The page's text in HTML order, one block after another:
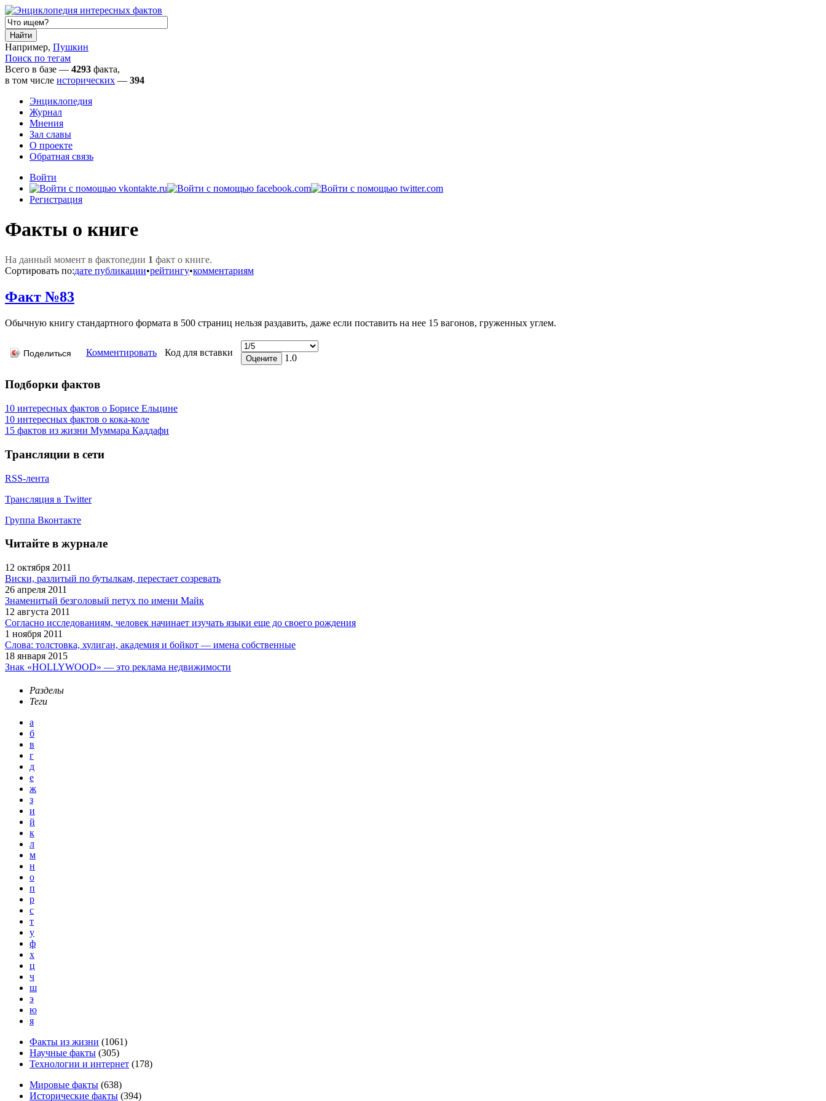
Например, Пушкин
Поиск по тегам
Всего в базе — 4293 факта,
в том числе исторических — 394
Энциклопедия
Журнал
Мнения
Зал славы
О проекте
Обратная связь
Войти
Регистрация
Факты о книге
На данный момент в фактопедии 1 факт о книге.
Сортировать по:дате публикации•рейтингу•комментариям
Факт №83
Обычную книгу стандартного формата в 500 страниц нельзя раздавить, даже если поставить на нее 15 вагонов, груженных углем.
Поделиться Комментировать Код для вставки
1.0
Подборки фактов
10 интересных фактов о Борисе Ельцине
10 интересных фактов о кока-коле
15 фактов из жизни Муммара Каддафи
Трансляции в сети
RSS-лента
Трансляция в Twitter
Группа Вконтакте
Читайте в журнале
12 октября 2011
Виски, разлитый по бутылкам, перестает созревать
26 апреля 2011
Знаменитый безголовый петух по имени Майк
12 августа 2011
Согласно исследованиям, человек начинает изучать языки еще до своего рождения
1 ноября 2011
Слова: толстовка, хулиган, академия и бойкот — имена собственные
18 января 2015
Знак «HOLLYWOOD» — это реклама недвижимости
Разделы
Теги
а
б
в
г
д
е
ж
з
и
й
к
л
м
н
о
п
р
с
т
у
ф
х
ц
ч
ш
э
ю
я
Факты из жизни (1061)
Научные факты (305)
Технологии и интернет (178)
Мировые факты (638)
Исторические факты (394)